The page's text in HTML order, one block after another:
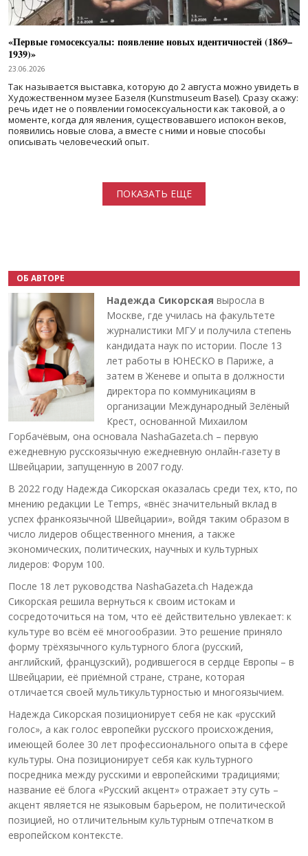
«Первые гомосексуалы: появление новых идентичностей (1869–
1939)»
23.06.2026
Так называется выставка, которую до 2 августа можно увидеть в
Художественном музее Базеля (Kunstmuseum Basel). Сразу скажу:
речь идет не о появлении гомосексуальности как таковой, а о
моменте, когда для явления, существовавшего испокон веков,
появились новые слова, а вместе с ними и новые способы
описывать человеческий опыт.
ПОКАЗАТЬ ЕЩЕ
ОБ АВТОРЕ
Надежда Сикорская выросла в
Москве, где училась на факультете
журналистики МГУ и получила степень
кандидата наук по истории. После 13
лет работы в ЮНЕСКО в Париже, а
затем в Женеве и опыта в должности
директора по коммуникациям в
организации Международный Зелёный
Крест, основанной Михаилом
Горбачёвым, она основала NashaGazeta.ch – первую
ежедневную русскоязычную ежедневную онлайн-газету в
Швейцарии, запущенную в 2007 году.
В 2022 году Надежда Сикорская оказалась среди тех, кто, по
мнению редакции Le Temps, «внёс значительный вклад в
успех франкоязычной Швейцарии», войдя таким образом в
число лидеров общественного мнения, а также
экономических, политических, научных и культурных
лидеров: Форум 100.
После 18 лет руководства NashaGazeta.ch Надежда
Сикорская решила вернуться к своим истокам и
сосредоточиться на том, что её действительно увлекает: к
культуре во всём её многообразии. Это решение приняло
форму трёхязычного культурного блога (русский,
английский, французский), родившегося в сердце Европы – в
Швейцарии, её приёмной стране, стране, которая
отличается своей мультикультурностью и многоязычием.
Надежда Сикорская позиционирует себя не как «русский
голос», а как голос европейки русского происхождения,
имеющей более 30 лет профессионального опыта в сфере
культуры. Она позиционирует себя как культурного
посредника между русскими и европейскими традициями;
название её блога «Русский акцент» отражает эту суть –
акцент является не языковым барьером, не политической
позицией, но отличительным культурным отпечатком в
европейском контексте.